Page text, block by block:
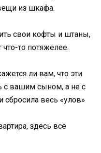
из шкафа.
свои кофты и штаны,
что-то потяжелее.
ли вам, что эти
вашим сыном, а не с
сбросила весь «улов»
здесь всё